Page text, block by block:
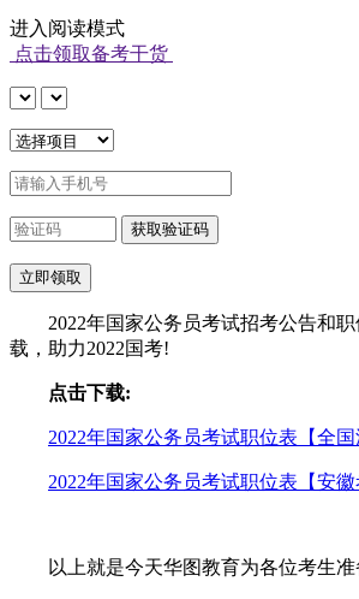
进入阅读模式
点击领取备考干货
2022年国家公务员考试招考公告和
载，助力2022国考!
点击下载:
2022年国家公务员考试职位表【全
2022年国家公务员考试职位表【安
以上就是今天华图教育为各位考生